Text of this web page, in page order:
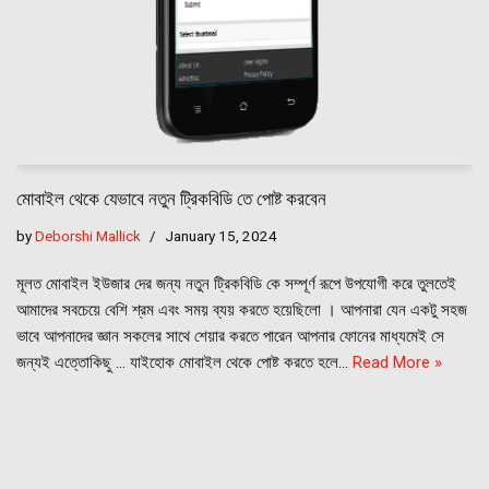
মোবাইল থেকে যেভাবে নতুন ট্রিকবিডি তে পোষ্ট করবেন
byDeborshi Mallick January 15, 2024
মূলত মোবাইল ইউজার দের জন্য নতুন ট্রিকবিডি কে সম্পূর্ণ রূপে উপযোগী করে তুলতেই
আমাদের সবচেয়ে বেশি শ্রম এবং সময় ব্যয় করতে হয়েছিলো । আপনারা যেন একটু সহজ
ভাবে আপনাদের জ্ঞান সকলের সাথে শেয়ার করতে পারেন আপনার ফোনের মাধ্যমেই সে
জন্যই এত্তোকিছু … যাইহোক মোবাইল থেকে পোষ্ট করতে হলে… Read More »